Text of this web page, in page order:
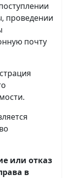
проведении
почту
или отказ
в